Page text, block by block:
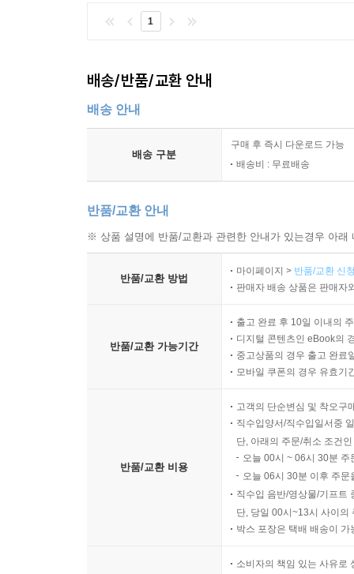
1
배송/반품/교환 안내
배송 안내
배송 구분
구매 후 즉시 다운로드 가능
배송비 : 무료배송
반품/교환 안내
※ 상품 설명에 반품/교환과 관련한 안내가 있는경우 아
반품/교환 방법
마이페이지 > 반품/교환 신
판매자 배송 상품은 판매자
반품/교환 가능기간
출고 완료 후 10일 이내의
디지털 콘텐츠인 eBook의
중고상품의 경우 출고 완료
모바일 쿠폰의 경우 유효기
반품/교환 비용
고객의 단순변심 및 착오구
직수입양서/직수입일서중
단, 아래의 주문/취소 조건
오늘 00시 ~ 06시 30분
오늘 06시 30분 이후 주
직수입 음반/영상물/기프트
단, 당일 00시~13시 사이의
박스 포장은 택배 배송이
소비자의 책임 있는 사유로